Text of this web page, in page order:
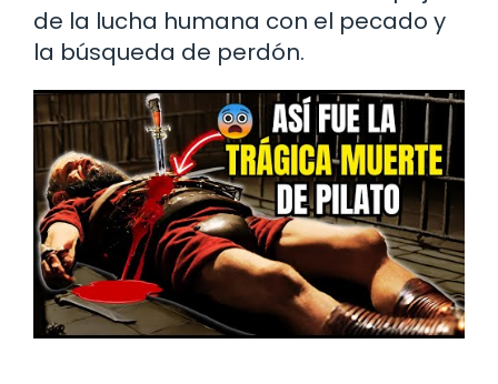
de la lucha humana con el pecado y
la búsqueda de perdón.